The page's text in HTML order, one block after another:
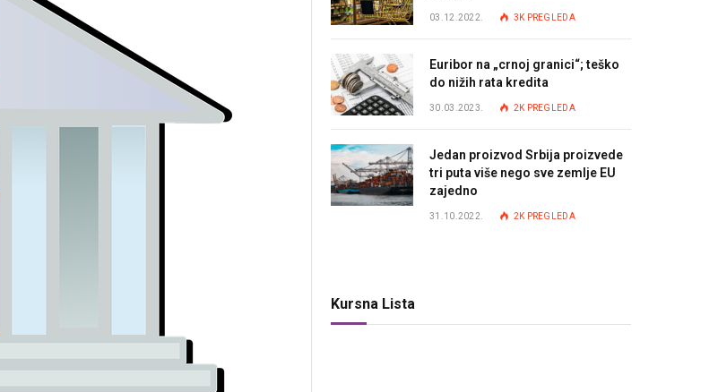
03.12.2022. 3K PREGLEDA
Euribor na „crnoj granici“; teško
do nižih rata kredita
30.03.2023. 2K PREGLEDA
Jedan proizvod Srbija proizvede
tri puta više nego sve zemlje EU
zajedno
31.10.2022. 2K PREGLEDA
Kursna Lista